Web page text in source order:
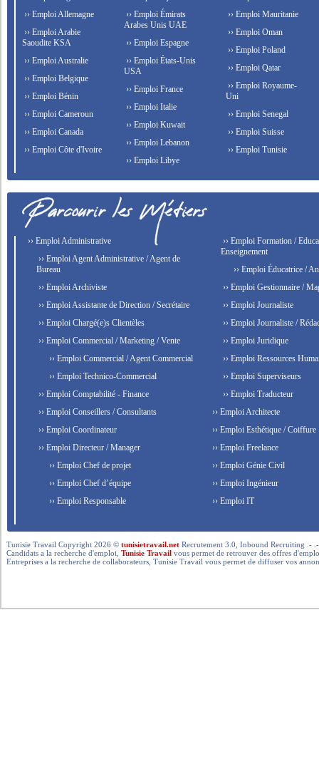
›› Emploi Allemagne
›› Emploi Arabie
Saoudite KSA
›› Emploi Australie
›› Emploi Belgique
›› Emploi Bénin
›› Emploi Cameroun
›› Emploi Canada
›› Emploi Côte d'Ivoire
›› Emploi Émirats
Arabes Unis UAE
›› Emploi Espagne
›› Emploi États-Unis
USA
›› Emploi France
›› Emploi Italie
›› Emploi Kuwait
›› Emploi Lebanon
›› Emploi Libye
›› Emploi Mauritanie
›› Emploi Oman
›› Emploi Poland
›› Emploi Qatar
›› Emploi Royaume-
Uni
›› Emploi Senegal
›› Emploi Suisse
›› Emploi Tunisie
›› Emploi Administrative
›› Emploi Agent Administrative / Agent de
Bureau
›› Emploi Archiviste
›› Emploi Assistante de Direction / Secrétaire
›› Emploi Chargé(e)s Clientèles
›› Emploi Commercial / Marketing / Vente
›› Emploi Commercial / Agent Commercial
›› Emploi Technico-Commercial
›› Emploi Comptabilité - Finance
›› Emploi Conseillers / Consultants
›› Emploi Coordinateur
›› Emploi Directeur / Manager
›› Emploi Chef de projet
›› Emploi Chef d’équipe
›› Emploi Responsable
›› Emploi Formation /
Enseignement
›› Emploi Éducatrice /
›› Emploi Gestionnaire /
›› Emploi Journaliste
›› Emploi Journaliste /
›› Emploi Juridique
›› Emploi Ressources
›› Emploi Superviseurs
›› Emploi Traducteur
›› Emploi Architecte
›› Emploi Esthétique / Coiffure
›› Emploi Freelance
›› Emploi Génie Civil
›› Emploi Ingénieur
›› Emploi IT
Tunisie Travail Copyright 2026 ©tunisietravail.net Recrutement 3.0, Inbound Recruiting .-
Candidats a la recherche d'emploi,Tunisie Travail vous permet de retrouver des offres
Entreprises a la recherche de collaborateurs, Tunisie Travail vous permet de diffuser vos